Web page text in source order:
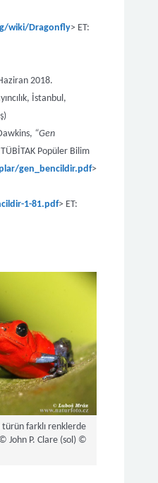
wiki/Dragonfly> ET:
2018.
İstanbul,
“Gen
Popüler Bilim
gen_bencildir.pdf>
1-81.pdf> ET:
farklı renklerde
John P. Clare (sol) ©